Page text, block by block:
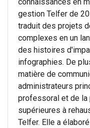
connaissances en
gestion Telfer de
traduit des projets
complexes en un
des histoires
infographies. De
matière de
administrateurs
professoral et de la
supérieures à
Telfer. Elle a